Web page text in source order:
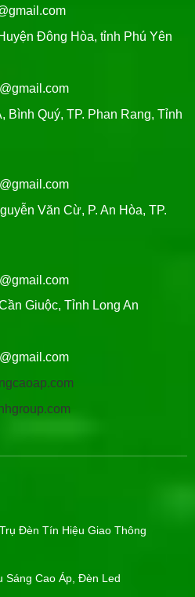
Đông Hòa, tỉnh Phú Yên
Bình Quý, TP. Phan Rang, Tỉnh
Văn Cừ, P. An Hòa, TP.
Giuộc, Tỉnh Long An
Đèn Tín Hiệu Giao Thông
Sáng Cao Áp, Đèn Led